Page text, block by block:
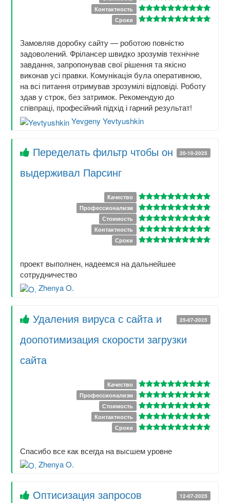
Контактность
Сроки
Замовляв доробку сайту — роботою повністю
задоволений. Фрілансер швидко зрозумів технічне
завдання, запропонував свої рішення та якісно
виконав усі правки. Комунікація була оперативною,
на всі питання отримував зрозумілі відповіді. Роботу
здав у строк, без затримок. Рекомендую до
співпраці, професійний підхід і гарний результат!
Yevgeny Yevtyushkin
20-10-2025
Переделать фильтр чтобы он
выдерживал Парсинг
Качество
Профессионализм
Стоимость
Контактность
Сроки
проект выполнен, надеемся на дальнейшее
сотрудничество
Zhenya O.
25-07-2025
Удаления вируса с сайта и
доопотимизация скорости загрузки
сайта
Качество
Профессионализм
Стоимость
Контактность
Сроки
Спасибо все как всегда на высшем уровне
Zhenya O.
12-07-2025
Оптисизация запросов